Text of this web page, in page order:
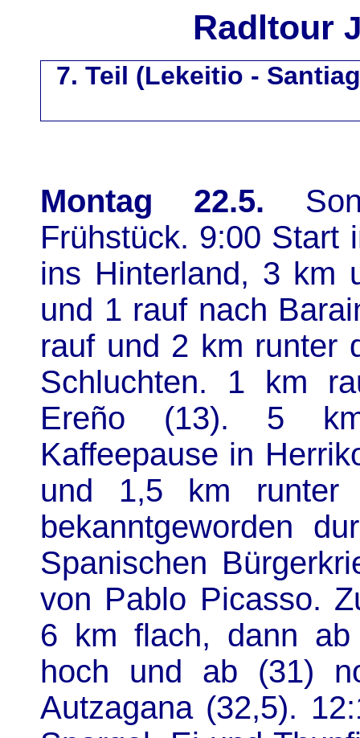
Radltour
7. Teil (Lekeitio -
Montag 22.5.
Frühstück. 9:00 Start
ins Hinterland, 3 km
und 1 rauf nach
rauf und 2 km runter
Schluchten. 1 km
Ereño (13). 5 km
Kaffeepause in
und 1,5 km runter
bekanntgeworden
Spanischen
von Pablo Picasso.
6 km flach, dann ab
hoch und ab (31)
Autzagana (32,5).